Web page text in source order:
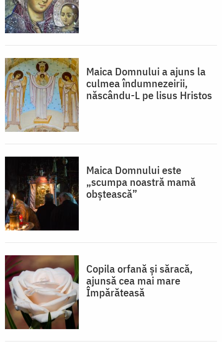
Maica Domnului a ajuns la
culmea îndumnezeirii,
născându-L pe lisus Hristos
Maica Domnului este
„scumpa noastră mamă
obștească”
Copila orfană și săracă,
ajunsă cea mai mare
Împărăteasă